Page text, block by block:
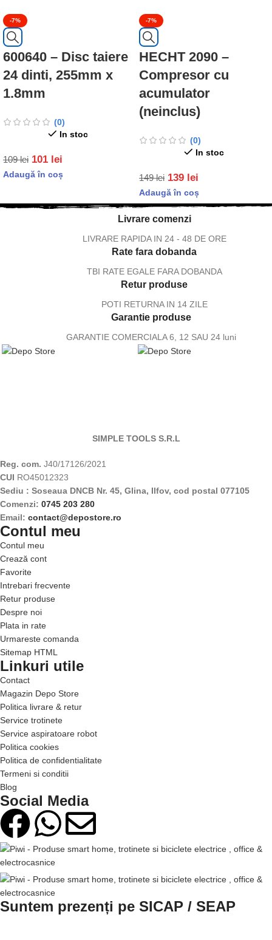
-7%
600640 – Disc taiere
24 dinti, 255mm x
1.8mm
(0)
In stoc
109lei 101 lei
Adaugă în coș
-7%
HECHT 2090 –
Compresor cu
acumulator
(neinclus)
(0)
In stoc
149lei 139 lei
Adaugă în coș
Livrare comenzi
LIVRARE RAPIDA IN 24 - 48 DE ORE
Rate fara dobanda
TBI RATE EGALE FARA DOBANDA
Retur produse
POTI RETURNA IN 14 ZILE
Garantie produse
GARANTIE COMERCIALA 6, 12 SAU 24 luni
SIMPLE TOOLS S.R.L
Reg. com. J40/17126/2021
CUI RO45012323
Sediu : Soseaua DNCB Nr. 45, Glina, Ilfov, cod postal 077105
Comenzi: 0745 203 280
Email: contact@depostore.ro
Contul meu
Contul meu
Crează cont
Favorite
Intrebari frecvente
Retur produse
Despre noi
Plata in rate
Urmareste comanda
Sitemap HTML
Linkuri utile
Contact
Magazin Depo Store
Politica livrare & retur
Service trotinete
Service aspiratoare robot
Politica cookies
Politica de confidentialitate
Termeni si conditii
Blog
Social Media
Suntem prezenți pe SICAP / SEAP